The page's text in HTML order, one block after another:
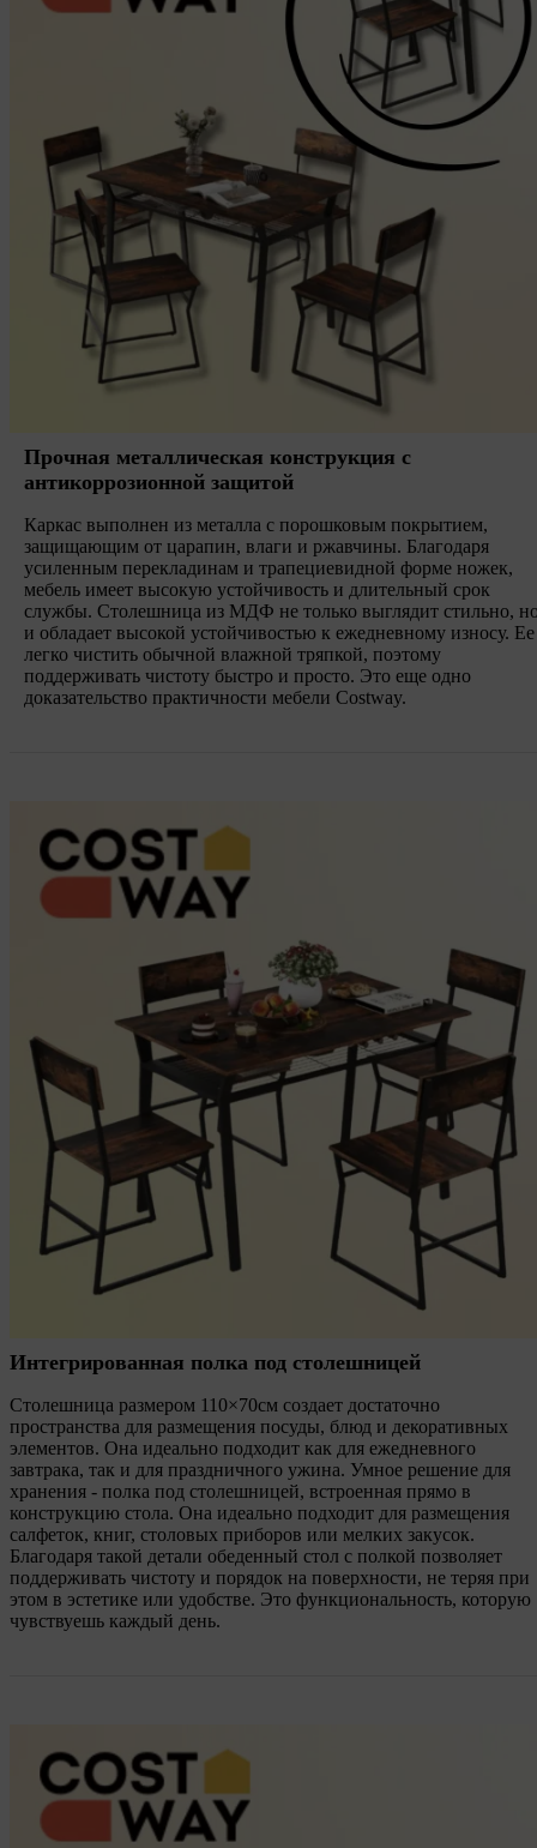
Прочная металлическая конструкция с
антикоррозионной защитой
Каркас выполнен из металла с порошковым покрытием,
защищающим от царапин, влаги и ржавчины. Благодаря
усиленным перекладинам и трапециевидной форме ножек,
мебель имеет высокую устойчивость и длительный срок
службы. Столешница из МДФ не только выглядит стильно,
и обладает высокой устойчивостью к ежедневному износу. Ее
легко чистить обычной влажной тряпкой, поэтому
поддерживать чистоту быстро и просто. Это еще одно
доказательство практичности мебели Costway.
Интегрированная полка под столешницей
Столешница размером 110×70см создает достаточно
пространства для размещения посуды, блюд и декоративных
элементов. Она идеально подходит как для ежедневного
завтрака, так и для праздничного ужина. Умное решение для
хранения - полка под столешницей, встроенная прямо в
конструкцию стола. Она идеально подходит для размещения
салфеток, книг, столовых приборов или мелких закусок.
Благодаря такой детали обеденный стол с полкой позволяет
поддерживать чистоту и порядок на поверхности, не теряя при
этом в эстетике или удобстве. Это функциональность, которую
чувствуешь каждый день.